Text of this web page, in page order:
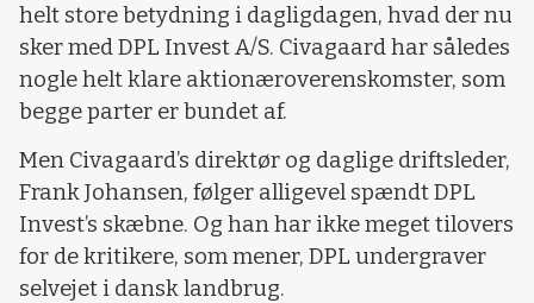
helt store betydning i dagligdagen, hvad der nu
sker med DPL Invest A/S. Civagaard har således
nogle helt klare aktionæroverenskomster, som
begge parter er bundet af.
Men Civagaard’s direktør og daglige driftsleder,
Frank Johansen, følger alligevel spændt DPL
Invest’s skæbne. Og han har ikke meget tilovers
for de kritikere, som mener, DPL undergraver
selvejet i dansk landbrug.